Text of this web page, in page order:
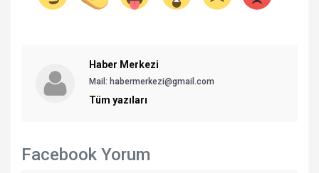
Haber Merkezi
Mail: habermerkezi@gmail.com
Tüm yazıları
Facebook Yorum